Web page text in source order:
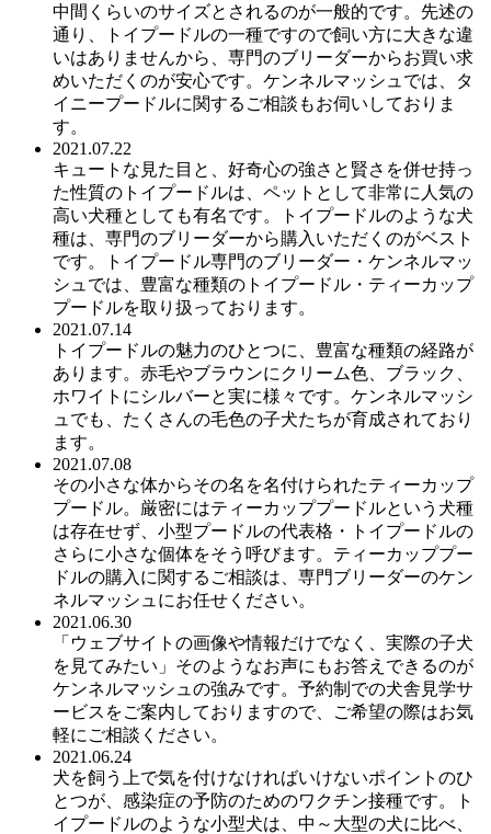
中間くらいのサイズとされるのが一般的です。先述の
通り、トイプードルの一種ですので飼い方に大きな違
いはありませんから、専門のブリーダーからお買い求
めいただくのが安心です。ケンネルマッシュでは、タ
イニープードルに関するご相談もお伺いしておりま
す。
2021.07.22
キュートな見た目と、好奇心の強さと賢さを併せ持っ
た性質のトイプードルは、ペットとして非常に人気の
高い犬種としても有名です。トイプードルのような犬
種は、専門のブリーダーから購入いただくのがベスト
です。トイプードル専門のブリーダー・ケンネルマッ
シュでは、豊富な種類のトイプードル・ティーカップ
プードルを取り扱っております。
2021.07.14
トイプードルの魅力のひとつに、豊富な種類の経路が
あります。赤毛やブラウンにクリーム色、ブラック、
ホワイトにシルバーと実に様々です。ケンネルマッシ
ュでも、たくさんの毛色の子犬たちが育成されており
ます。
2021.07.08
その小さな体からその名を名付けられたティーカップ
プードル。厳密にはティーカッププードルという犬種
は存在せず、小型プードルの代表格・トイプードルの
さらに小さな個体をそう呼びます。ティーカッププー
ドルの購入に関するご相談は、専門ブリーダーのケン
ネルマッシュにお任せください。
2021.06.30
「ウェブサイトの画像や情報だけでなく、実際の子犬
を見てみたい」そのようなお声にもお答えできるのが
ケンネルマッシュの強みです。予約制での犬舎見学サ
ービスをご案内しておりますので、ご希望の際はお気
軽にご相談ください。
2021.06.24
犬を飼う上で気を付けなければいけないポイントのひ
とつが、感染症の予防のためのワクチン接種です。ト
イプードルのような小型犬は、中～大型の犬に比べ、